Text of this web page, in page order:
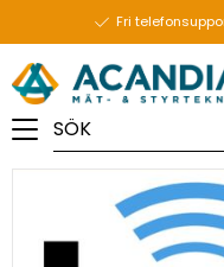
Fri